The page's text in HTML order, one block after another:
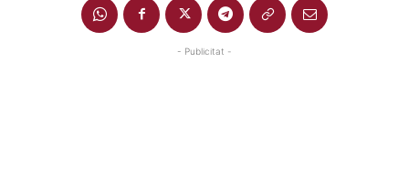
- Publicitat -